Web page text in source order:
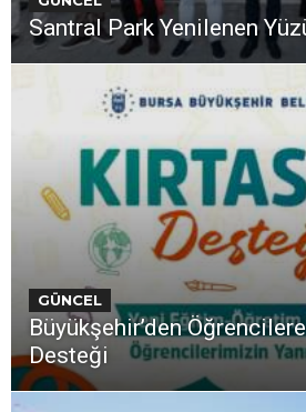
Santral Park Yenilenen
GÜNCEL
Büyükşehir’den
Desteği